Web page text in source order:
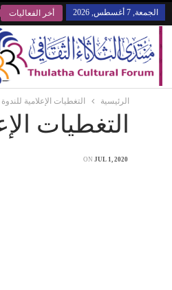
الجمعة, 7 أغسطس, 2026 أخر الفعاليات
الرئيسية التغطيات الإعلامية للندوة
التغطيات
ON JUL 1, 2020